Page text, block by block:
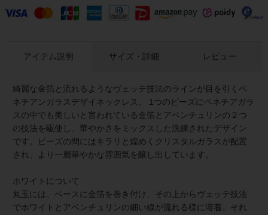
アイテム説明
綺麗な金箔と流れるようなヴェッテ技法のラインが目を引くベ
ネチアンガラスデザイネックレス。 1つのビーズにベネチアガラ
スの中でも美しいと言われている金箔とアベンチュリンの２つ
の技法を駆使し、華やかさをミックスした洗練されたデザイン
です。ビーズの間にはキラリと煌めくクリスタルガラスが配置
され、より一層華やかな雰囲気を醸し出しています。
ホワイトについて
丸玉には、ベースに金箔を巻き付け、その上からヴェッテ技法
でホワイトとアベンチュリンの細い線が流れる様に溶着。それ
サイズ・詳細 レビュー